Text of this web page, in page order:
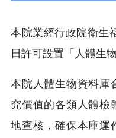
本院業經行政院衛生
日許可設置「人體生
本院人體生物資料庫
究價值的各類人體檢
地查核，確保本庫運